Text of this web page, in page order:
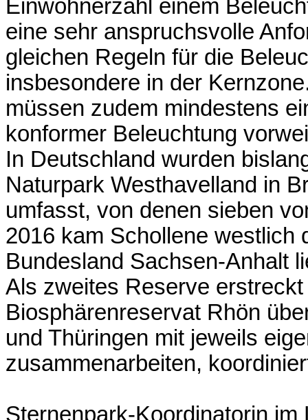
Einwohnerzahl einem
eine sehr anspruchsvolle
gleichen Regeln für die
insbesondere in der
müssen zudem mindestens
konformer Beleuchtung
In Deutschland wurden
Naturpark Westhavelland in
umfasst, von denen sieben
2016 kam Schollene westlich
Bundesland Sachsen-Anhalt
Als zweites Reserve
Biosphärenreservat Rhön
und Thüringen mit jeweils
zusammenarbeiten,
Sternenpark-Koordinatorin